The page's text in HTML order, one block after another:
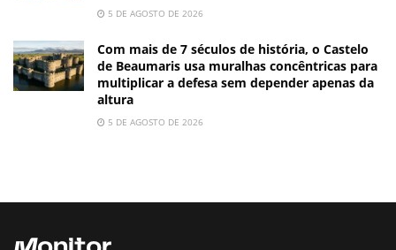
5 DE AGOSTO DE 2026
Com mais de 7 séculos de história, o Castelo
de Beaumaris usa muralhas concêntricas para
multiplicar a defesa sem depender apenas da
altura
5 DE AGOSTO DE 2026